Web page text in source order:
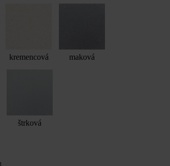
kremencová maková
štrková